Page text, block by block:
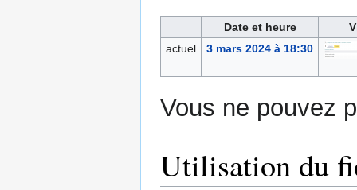
Date et heure
actuel
3 mars 2024 à 18:30
Vous ne pouvez
Utilisation du